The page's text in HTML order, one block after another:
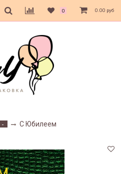
0 0.00 руб
- С Юбилеем